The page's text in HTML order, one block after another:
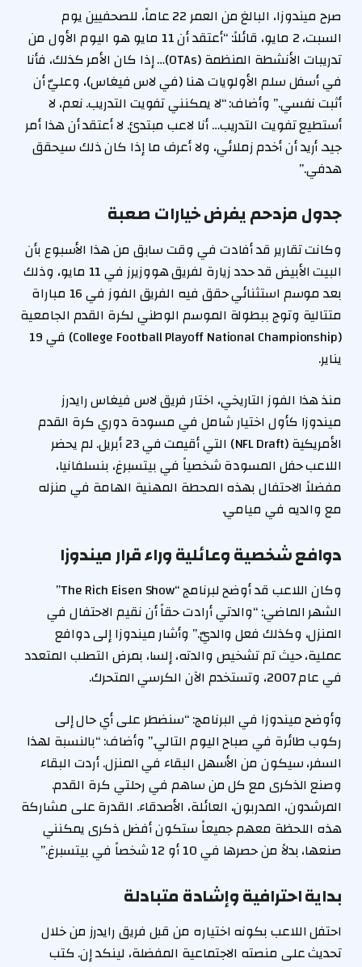
صرح ميندوزا، البالغ من العمر 22 عاماً، للصحفيين يوم
السبت، 2 مايو، قائلاً: “أعتقد أن 11 مايو هو اليوم الأول من
تدريبات الأنشطة المنظمة (OTAs)… إذا كان الأمر كذلك، فأنا
في أسفل سلم الأولويات هنا (في لاس فيغاس)، وعليّ أن
أثبت نفسي.” وأضاف: “لا يمكنني تفويت التدريب. نعم، لا
أستطيع تفويت التدريب… أنا لاعب مبتدئ. لا أعتقد أن هذا أمر
جيد. أريد أن أخدم زملائي، ولا أعرف ما إذا كان ذلك سيحقق
هدفي.”
جدول مزدحم يفرض خيارات صعبة
وكانت تقارير قد أفادت في وقت سابق من هذا الأسبوع بأن
البيت الأبيض قد حدد زيارة لفريق هووزيرز في 11 مايو، وذلك
بعد موسم استثنائي حقق فيه الفريق الفوز في 16 مباراة
متتالية وتوج ببطولة الموسم الوطني لكرة القدم الجامعية
(College Football Playoff National Championship) في 19
يناير.
منذ هذا الفوز التاريخي، اختار فريق لاس فيغاس رايدرز
ميندوزا كأول اختيار شامل في مسودة دوري كرة القدم
الأمريكية (NFL Draft) التي أقيمت في 23 أبريل. لم يحضر
اللاعب حفل المسودة شخصياً في بيتسبرغ، بنسلفانيا،
مفضلاً الاحتفال بهذه المحطة المهنية الهامة في منزله
مع والديه في ميامي.
دوافع شخصية وعائلية وراء قرار ميندوزا
وكان اللاعب قد أوضح لبرنامج “The Rich Eisen Show”
الشهر الماضي: “والدتي أرادت حقاً أن نقيم الاحتفال في
المنزل، وكذلك فعل والديّ.” وأشار ميندوزا إلى دوافع
عملية، حيث تم تشخيص والدته، إلسا، بمرض التصلب المتعدد
في عام 2007، وتستخدم الآن الكرسي المتحرك.
وأوضح ميندوزا في البرنامج: “سنضطر على أي حال إلى
ركوب طائرة في صباح اليوم التالي.” وأضاف: “بالنسبة لهذا
السفر، سيكون من الأسهل البقاء في المنزل. أردت البقاء
وصنع الذكرى مع كل من ساهم في رحلتي كرة القدم.
المرشدون، المدربون، العائلة، الأصدقاء. القدرة على مشاركة
هذه اللحظة معهم جميعاً ستكون أفضل ذكرى يمكنني
صنعها، بدلاً من حصرها في 10 أو 12 شخصاً في بيتسبرغ.”
بداية احترافية وإشادة متبادلة
احتفل اللاعب بكونه اختياره من قبل فريق رايدرز من خلال
تحديث على منصته الاجتماعية المفضلة، لينكد إن. كتب